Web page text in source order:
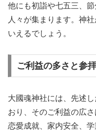
他にも初詣や七五三、
人々が集まります。神
いえるでしょう。
ご利益の多さと参
大國魂神社には、先述
おり、そのご利益の広
恋愛成就、家内安全、